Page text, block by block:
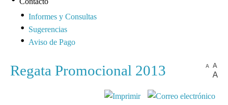
Informes y Consultas
Sugerencias
Aviso de Pago
Regata Promocional 2013